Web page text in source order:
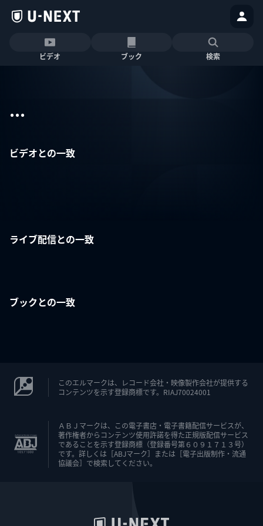
ビデオ ブック 検索
...
ビデオとの一致
ライブ配信との一致
ブックとの一致
このエルマークは、レコード会社・映像製作会社が提供する
コンテンツを示す登録商標です。RIAJ70024001
ＡＢＪマークは、この電子書店・電子書籍配信サービスが、
著作権者からコンテンツ使用許諾を得た正規版配信サービス
であることを示す登録商標（登録番号第６０９１７１３号）
です。詳しくは［ABJマーク］または［電子出版制作・流通
協議会］で検索してください。